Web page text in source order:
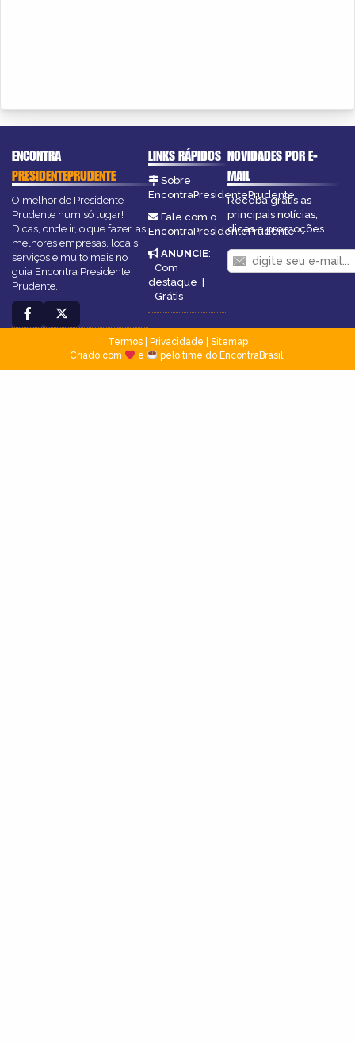
ENCONTRA
PRESIDENTEPRUDENTE
O melhor de Presidente
Prudente num só lugar!
Dicas, onde ir, o que fazer, as
melhores empresas, locais,
serviços e muito mais no
guia Encontra Presidente
Prudente.
LINKS RÁPIDOS
Sobre
EncontraPresidentePrudente
Fale com o
EncontraPresidentePrudente
ANUNCIE:
Com
destaque
Grátis
NOVIDADES POR E-
MAIL
Receba grátis as
principais notícias,
dicas e promoções
Termos| Privacidade
Sitemap
Criado com
e pelo time do EncontraBrasil